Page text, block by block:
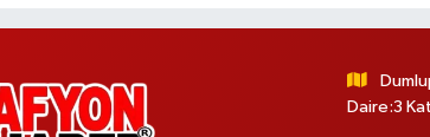
Daire:3